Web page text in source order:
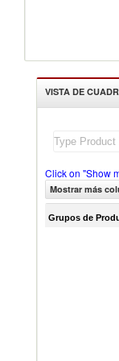
VISTA DE
Click on "Show
Mostrar más
Grupos de